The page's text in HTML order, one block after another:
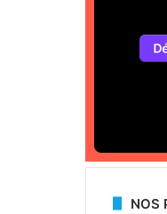
NOS